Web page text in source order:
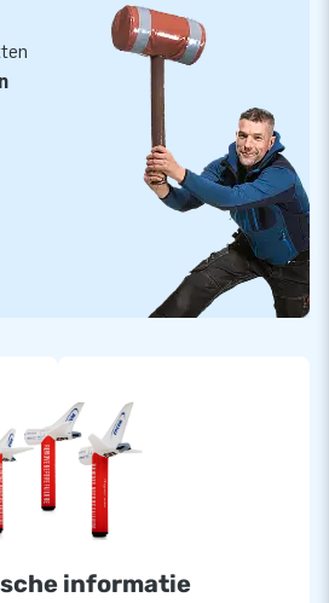
informatie